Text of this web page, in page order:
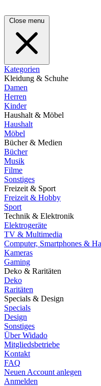
Close menu
Kategorien
Kleidung & Schuhe
Damen
Herren
Kinder
Haushalt & Möbel
Haushalt
Möbel
Bücher & Medien
Bücher
Musik
Filme
Sonstiges
Freizeit & Sport
Freizeit & Hobby
Sport
Technik & Elektronik
Elektrogeräte
TV & Multimedia
Computer, Smartphones &
Kameras
Gaming
Deko & Raritäten
Deko
Raritäten
Specials & Design
Specials
Design
Sonstiges
Über Widado
Mitgliedsbetriebe
Kontakt
FAQ
Neuen Account anlegen
Anmelden